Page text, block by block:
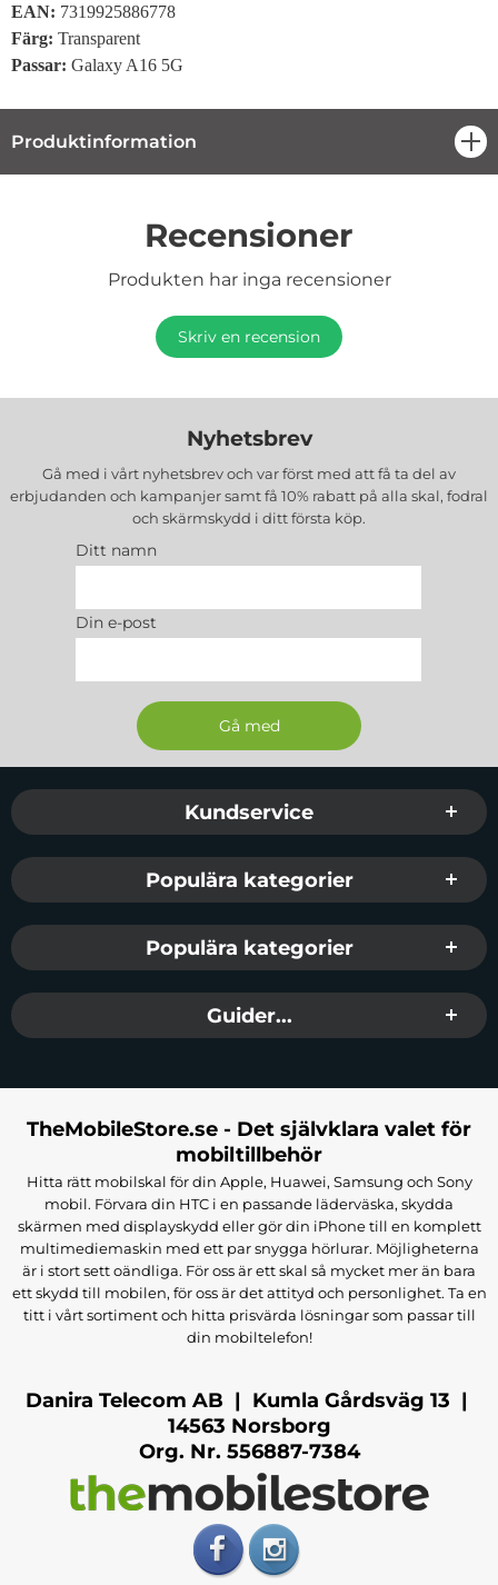
EAN: 7319925886778
Färg: Transparent
Passar: Galaxy A16 5G
Produktinformation
Recensioner
Produkten har inga recensioner
Skriv en recension
Nyhetsbrev
Gå med i vårt nyhetsbrev och var först med att få ta del av
erbjudanden och kampanjer samt få 10% rabatt på alla skal, fodral
och skärmskydd i ditt första köp.
Ditt namn
Din e-post
Sidfot Blandad info och länkar
Kundservice
Populära kategorier
Populära kategorier
Guider...
TheMobileStore.se - Det självklara valet för
mobiltillbehör
Hitta rätt mobilskal för din Apple, Huawei, Samsung och Sony
mobil. Förvara din HTC i en passande läderväska, skydda
skärmen med displayskydd eller gör din iPhone till en komplett
multimediemaskin med ett par snygga hörlurar. Möjligheterna
är i stort sett oändliga. För oss är ett skal så mycket mer än bara
ett skydd till mobilen, för oss är det attityd och personlighet. Ta en
titt i vårt sortiment och hitta prisvärda lösningar som passar till
din mobiltelefon!
Danira Telecom AB | Kumla Gårdsväg 13 |
14563 Norsborg
Org. Nr. 556887-7384